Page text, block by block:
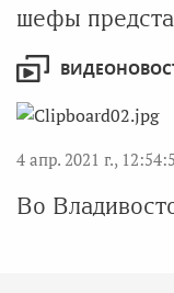
шефы
4 апр. 2021 г.,
Во